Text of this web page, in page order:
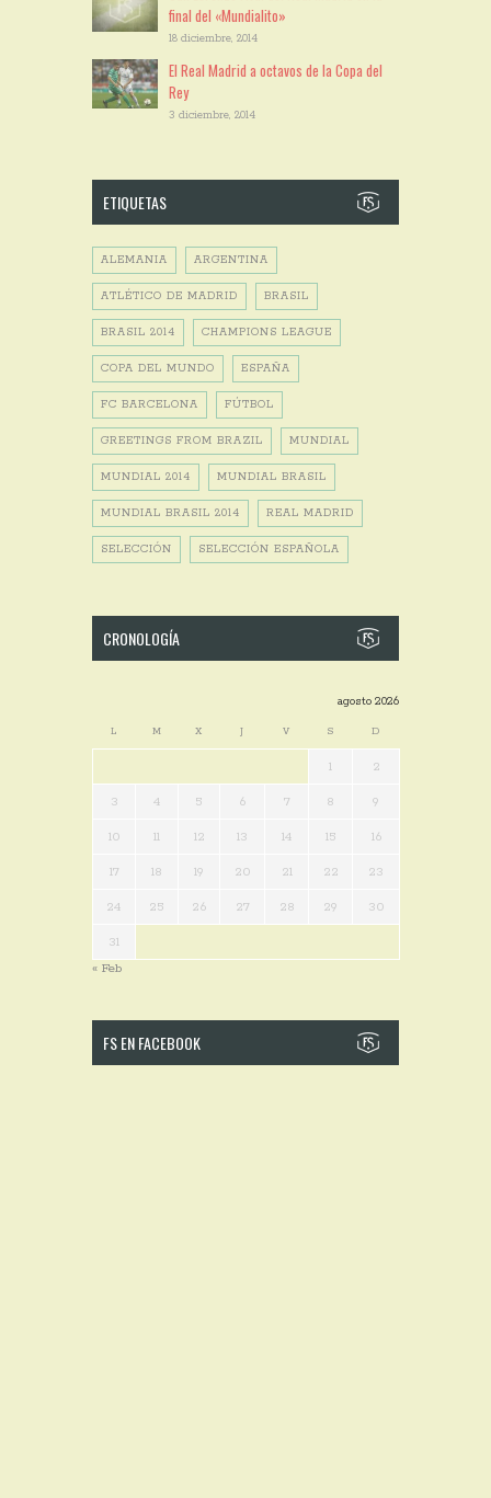
final del «Mundialito»
18 diciembre, 2014
El Real Madrid a octavos de la Copa del
Rey
3 diciembre, 2014
ETIQUETAS
ALEMANIA ARGENTINA
ATLÉTICO DE MADRID BRASIL
BRASIL 2014 CHAMPIONS LEAGUE
COPA DEL MUNDO ESPAÑA
FC BARCELONA FÚTBOL
GREETINGS FROM BRAZIL MUNDIAL
MUNDIAL 2014 MUNDIAL BRASIL
MUNDIAL BRASIL 2014 REAL MADRID
SELECCIÓN SELECCIÓN ESPAÑOLA
CRONOLOGÍA
agosto 2026
L M X J V S D
1 2
3 4 5 6 7 8 9
10 11 12 13 14 15 16
17 18 19 20 21 22 23
24 25 26 27 28 29 30
31
« Feb
FS EN FACEBOOK